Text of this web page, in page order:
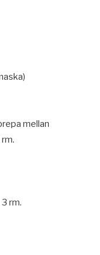
mellan
rm.